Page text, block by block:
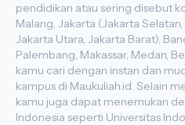
pendidikan atau sering disebut
Malang, Jakarta (Jakarta
Jakarta Utara, Jakarta Barat),
Palembang, Makassar, Medan,
kamu cari dengan instan dan
kampus di Maukuliah.id. Selain
kamu juga dapat menemukan
Indonesia seperti Universitas